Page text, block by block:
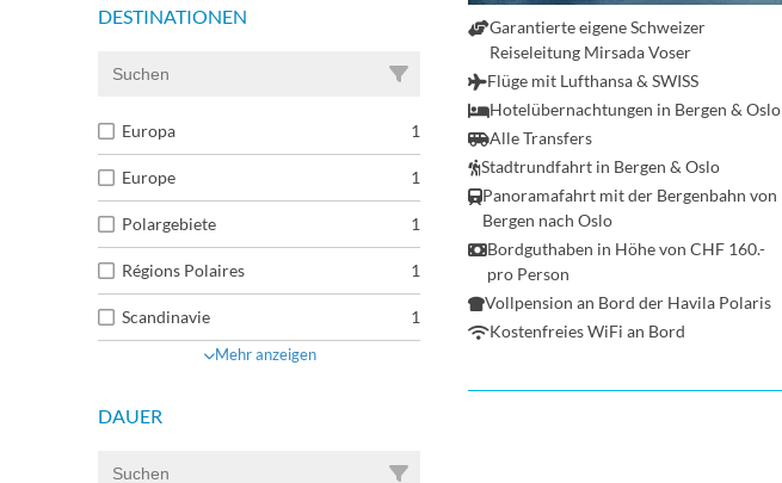
DESTINATIONEN
Europa 1
Europe 1
Polargebiete 1
Régions Polaires 1
Scandinavie 1
Mehr anzeigen
DAUER
Garantierte eigene Schweizer
Reiseleitung Mirsada Voser
Flüge mit Lufthansa & SWISS
Hotelübernachtungen in Bergen & Oslo
Alle Transfers
Stadtrundfahrt in Bergen & Oslo
Panoramafahrt mit der Bergenbahn von
Bergen nach Oslo
Bordguthaben in Höhe von CHF 160.-
pro Person
Vollpension an Bord der Havila Polaris
Kostenfreies WiFi an Bord